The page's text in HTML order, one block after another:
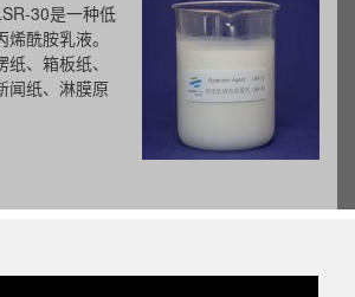
30是一种低
酰胺乳液。
、箱板纸、
闻纸、淋膜原